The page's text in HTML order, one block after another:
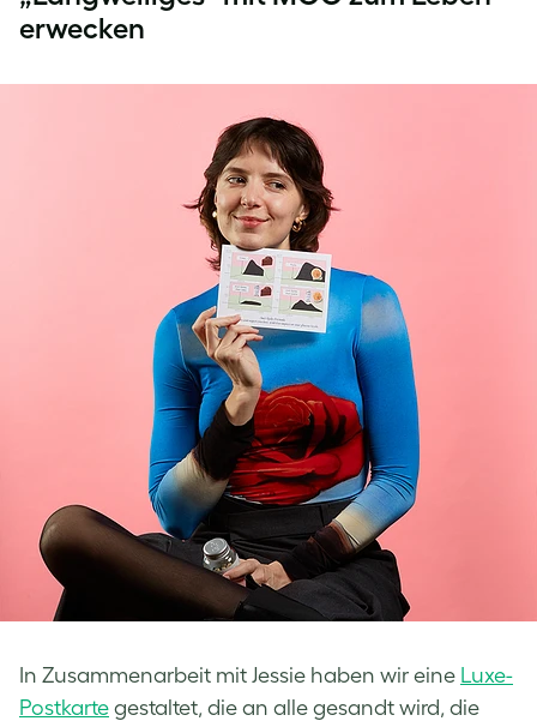
erwecken
In Zusammenarbeit mit Jessie haben wir eine Luxe-
Postkarte gestaltet, die an alle gesandt wird, die